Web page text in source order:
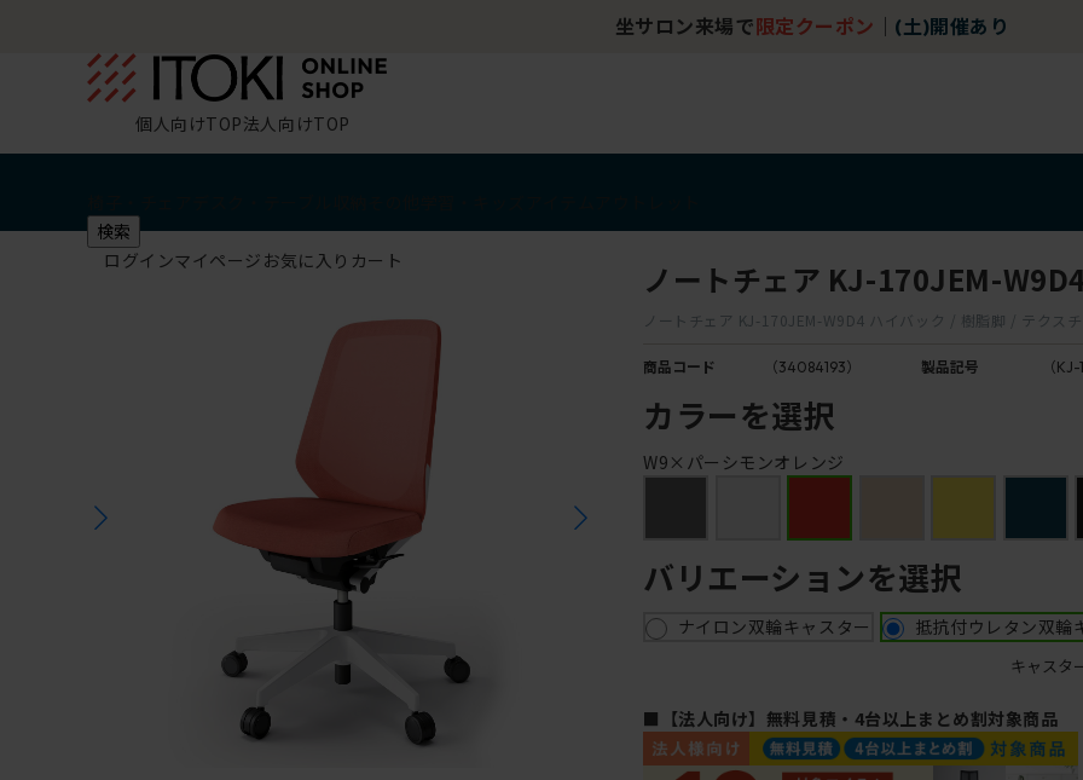
坐サロン来場で 限定クーポン (土)開催あり
個人向けTOP法人向けTOP
検索
ログインマイページ お気に入り カート ノートチェア KJ-170JEM-
ノートチェア KJ-170JEM-W9D4 ハイバック / 樹脂脚 / テクス
商品コード （34084193） 製品記号 （
カラーを選択
W9×パーシモンオレンジ
バリエーションを選択
ナイロン双輪キャスター 抵抗付ウレタン双輪
キャスタ
■【法人向け】無料見積・4台以上まとめ割対象商品